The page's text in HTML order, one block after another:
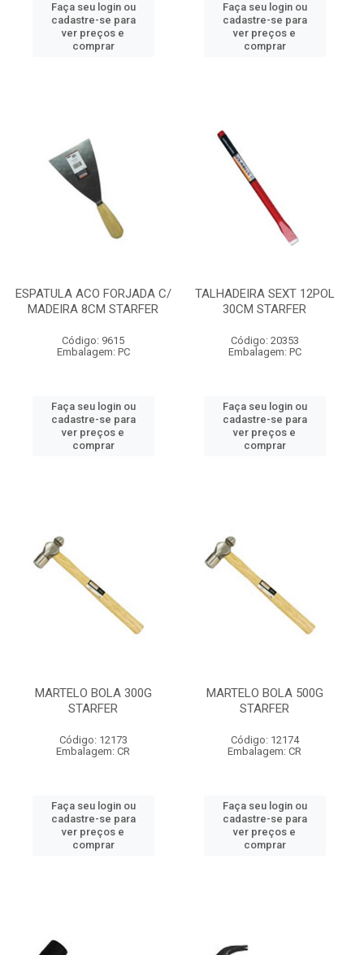
Faça seu login ou
cadastre-se para
ver preços e
comprar
Faça seu login ou
cadastre-se para
ver preços e
comprar
ESPATULA ACO FORJADA C/
MADEIRA 8CM STARFER
Código: 9615
Embalagem: PC
Faça seu login ou
cadastre-se para
ver preços e
comprar
TALHADEIRA SEXT 12POL
30CM STARFER
Código: 20353
Embalagem: PC
Faça seu login ou
cadastre-se para
ver preços e
comprar
MARTELO BOLA 300G
STARFER
Código: 12173
Embalagem: CR
Faça seu login ou
cadastre-se para
ver preços e
comprar
MARTELO BOLA 500G
STARFER
Código: 12174
Embalagem: CR
Faça seu login ou
cadastre-se para
ver preços e
comprar